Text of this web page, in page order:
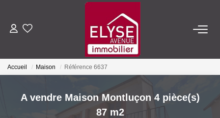
ACHETER
ESTIMER
Accueil Maison Référence 6637
A vendre Maison Montluçon 4 pièce(s)
87 m2